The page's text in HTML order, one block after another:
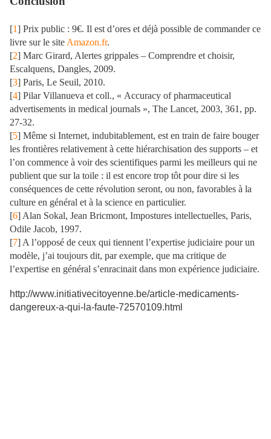
[1] Prix public : 9€. Il est d’ores et déjà possible de commander ce
livre sur le site Amazon.fr.
[2] Marc Girard, Alertes grippales – Comprendre et choisir,
Escalquens, Dangles, 2009.
[3] Paris, Le Seuil, 2010.
[4] Pilar Villanueva et coll., « Accuracy of pharmaceutical
advertisements in medical journals », The Lancet, 2003, 361, pp.
27-32.
[5] Même si Internet, indubitablement, est en train de faire bouger
les frontières relativement à cette hiérarchisation des supports – et
l’on commence à voir des scientifiques parmi les meilleurs qui ne
publient que sur la toile : il est encore trop tôt pour dire si les
conséquences de cette révolution seront, ou non, favorables à la
culture en général et à la science en particulier.
[6] Alan Sokal, Jean Bricmont, Impostures intellectuelles, Paris,
Odile Jacob, 1997.
[7] A l’opposé de ceux qui tiennent l’expertise judiciaire pour un
modèle, j’ai toujours dit, par exemple, que ma critique de
l’expertise en général s’enracinait dans mon expérience judiciaire.
http://www.initiativecitoyenne.be/article-medicaments-
dangereux-a-qui-la-faute-72570109.html